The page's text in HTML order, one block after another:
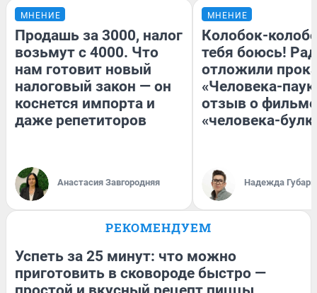
МНЕНИЕ
Продашь за 3000, налог
возьмут с 4000. Что
нам готовит новый
налоговый закон — он
коснется импорта и
даже репетиторов
Анастасия Завгородняя
МНЕНИЕ
Колобок-
тебя боюсь!
отложили
«Человека-
отзыв о
«человека-
Надежда Губарь
РЕКОМЕНДУЕМ
Успеть за 25 минут: что можно
приготовить в сковороде быстро —